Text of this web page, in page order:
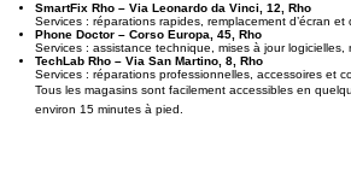
SmartFix Rho – Via Leonardo da Vinci, 12, Rho
Services : réparations rapides, remplacement d’écran et
Phone Doctor – Corso Europa, 45, Rho
Services : assistance technique, mises à jour
TechLab Rho – Via San Martino, 8, Rho
Services : réparations professionnelles, accessoires et
Tous les magasins sont facilement accessibles en
environ 15 minutes à pied.